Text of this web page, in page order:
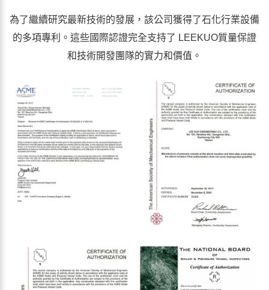
為了繼續研究最新技術的發展，該公司獲得了石化行業設備
的多項專利。這些國際認證完全支持了 LEEKUO質量保證
和技術開發團隊的實力和價值。